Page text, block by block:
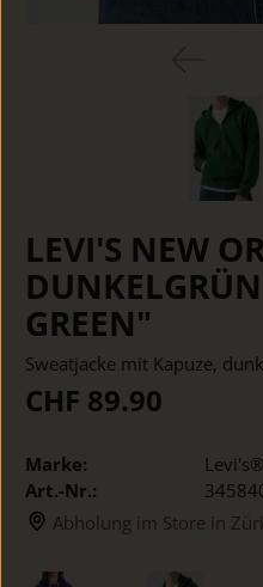
LEVI'S NEW
GREEN"
Sweatjacke mit Kapuze,
CHF 89.90
Marke:
Levi's®
Art.-Nr.:
Abholung im Store in